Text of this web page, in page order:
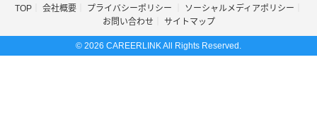
TOP 会社概要 プライバシーポリシー
ソーシャルメディアポリシー
お問い合わせ
サイトマップ
© 2026 CAREERLINK All Rights Reserved.